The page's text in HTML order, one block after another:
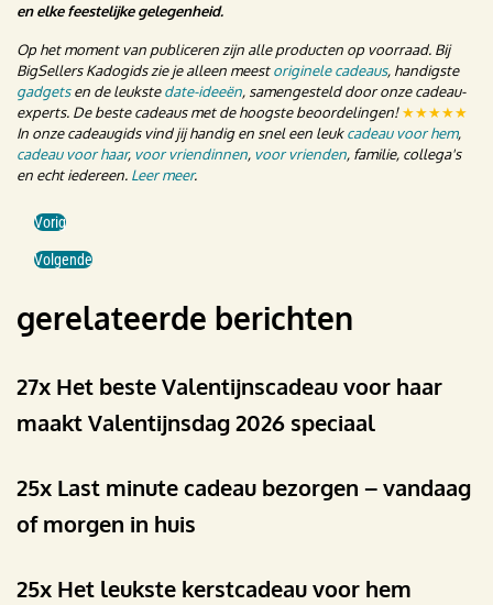
en elke feestelijke gelegenheid.
Op het moment van publiceren zijn alle producten op voorraad. Bij
BigSellers Kadogids zie je alleen meestoriginele cadeaus, handigste
gadgetsen de leukstedate-ideeën, samengesteld door onze cadeau-
experts. De beste cadeaus met de hoogste beoordelingen!★★★★★
In onze cadeaugids vind jij handig en snel een leukcadeau voor hem,
cadeau voor haar, voor vriendinnen, voor vrienden, familie, collega's
en echt iedereen. Leer meer.
Vorig
Volgende
gerelateerde berichten
27x Het beste Valentijnscadeau voor haar
maakt Valentijnsdag 2026 speciaal
25x Last minute cadeau bezorgen – vandaag
of morgen in huis
25x Het leukste kerstcadeau voor hem